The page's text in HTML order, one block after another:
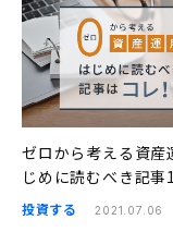
ゼロから考える資産
じめに読むべき記事
投資する 2021.07.06